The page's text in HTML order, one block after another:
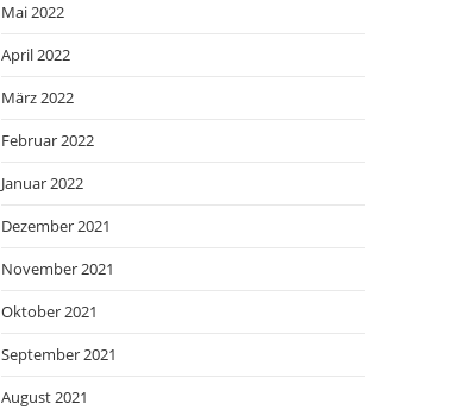
Mai 2022
April 2022
März 2022
Februar 2022
Januar 2022
Dezember 2021
November 2021
Oktober 2021
September 2021
August 2021